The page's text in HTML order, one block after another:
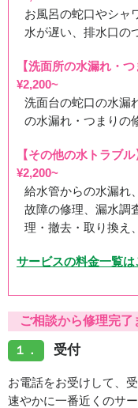
お風呂の蛇口やシャ
水が遅い、排水口の
【洗面所の水漏れ・つ
¥2,200~
洗面台の蛇口の水漏
の水漏れ・つまりの
【その他の水トラブル
¥2,200~
給水管からの水漏れ
故障の修理、漏水調
理・撤去・取り換え
サービスの料金一覧は
ご相談から修理完了
１． 受付
お電話をお受けして、
速やかに一番近くのサ